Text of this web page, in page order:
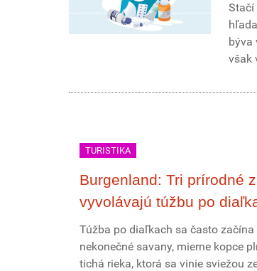
Stačí
býva
však
TURISTIKA
Burgenland: Tri prírodné
vyvolávajú túžbu po
Túžba po diaľkach sa často
nekonečné savany, mierne kopce
tichá rieka, ktorá sa vinie sviežou